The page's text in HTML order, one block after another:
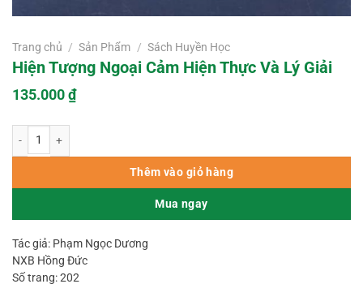
Trang chủ / Sản Phẩm / Sách Huyền Học
Hiện Tượng Ngoại Cảm Hiện Thực Và Lý Giải
135.000₫
Thêm vào giỏ hàng
Mua ngay
Tác giả: Phạm Ngọc Dương
NXB Hồng Đức
Số trang: 202